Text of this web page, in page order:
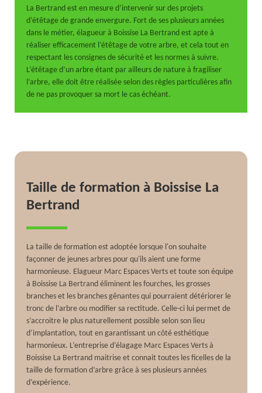
La Bertrand est en mesure d’intervenir sur des projets
d’étêtage de grande envergure. Fort de ses plusieurs années
dans le métier, élagueur à Boissise La Bertrand est apte à
réaliser efficacement l’étêtage de votre arbre, et cela tout en
respectant les consignes de sécurité et les normes à suivre.
L’étêtage d’un arbre étant par ailleurs de nature à fragiliser
l’arbre, elle doit être réalisée selon des règles particulières afin
de ne pas provoquer sa mort le cas échéant.
Taille de formation à Boissise La
Bertrand
La taille de formation est adoptée lorsque l'on souhaite
façonner de jeunes arbres pour qu'ils aient une forme
harmonieuse. Elagueur Marc Espaces Verts et toute son équipe
à Boissise La Bertrand éliminent les fourches, les grosses
branches et les branches gênantes qui pourraient détériorer le
tronc de l’arbre ou modifier sa rectitude. Celle-ci lui permet de
s’accroitre le plus naturellement possible selon son lieu
d’implantation, tout en garantissant un côté esthétique
harmonieux. L’entreprise d’élagage Marc Espaces Verts à
Boissise La Bertrand maitrise et connait toutes les ficelles de la
taille de formation d’arbre grâce à ses plusieurs années
d’expérience.